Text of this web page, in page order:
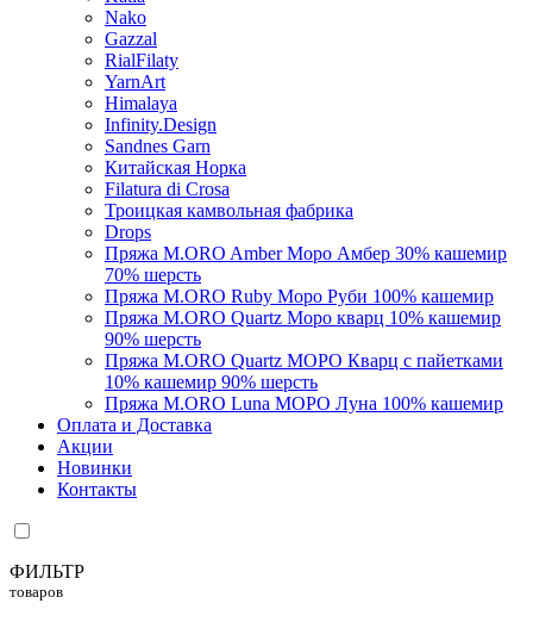
Nako
Gazzal
RialFilaty
YarnArt
Himalaya
Infinity.Design
Sandnes Garn
Китайская Норка
Filatura di Сrosa
Троицкая камвольная фабрика
Drops
Пряжа M.ORO Amber Моро Амбер 30% кашемир
70% шерсть
Пряжа M.ORO Ruby Моро Руби 100% кашемир
Пряжа M.ORO Quartz Моро кварц 10% кашемир
90% шерсть
Пряжа M.ORO Quartz МОРО Кварц с пайетками
10% кашемир 90% шерсть
Пряжа M.ORO Luna МОРО Луна 100% кашемир
Оплата и Доставка
Акции
Новинки
Контакты
ФИЛЬТР
товаров